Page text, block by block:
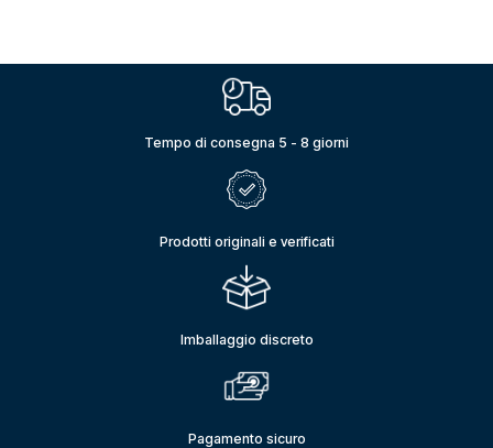
Tempo di consegna 5 - 8 giorni
Prodotti originali e verificati
Imballaggio discreto
Pagamento sicuro